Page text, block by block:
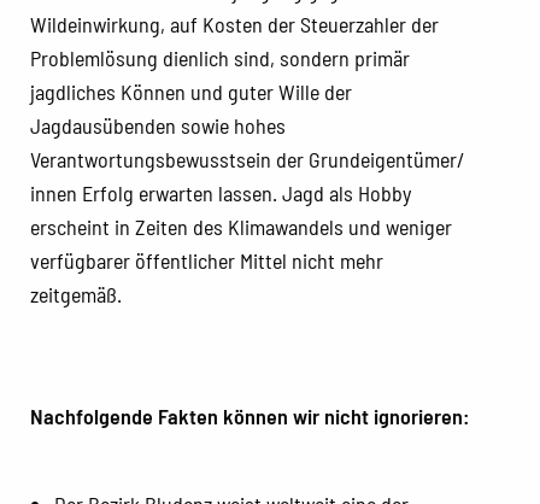
Wildeinwirkung, auf Kosten der Steuerzahler der
Problemlösung dienlich sind, sondern primär
jagdliches Können und guter Wille der
Jagdausübenden sowie hohes
Verantwortungsbewusstsein der Grundeigentümer/
innen Erfolg erwarten lassen. Jagd als Hobby
erscheint in Zeiten des Klimawandels und weniger
verfügbarer öffentlicher Mittel nicht mehr
zeitgemäß.
Nachfolgende Fakten können wir nicht ignorieren: